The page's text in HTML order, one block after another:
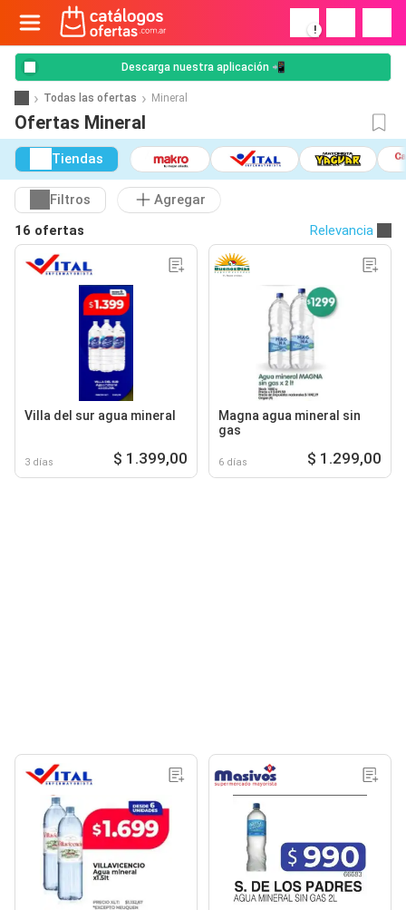
!
Descarga nuestra aplicación 📲
Todas las ofertas Mineral
Ofertas Mineral
Tiendas
Filtros
Agregar
16 ofertas
Relevancia
Villa del sur agua mineral
3 días $ 1.399,00
Magna agua mineral sin
gas
6 días $ 1.299,00